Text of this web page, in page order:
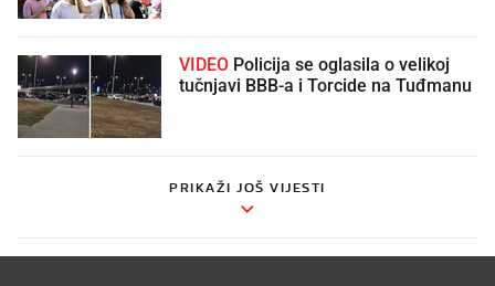
VIDEO
tučnjavi BBB-a i Torcide na Tuđmanu
PRIKAŽI JOŠ VIJESTI